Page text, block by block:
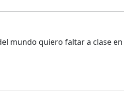
mundo quiero faltar a clase